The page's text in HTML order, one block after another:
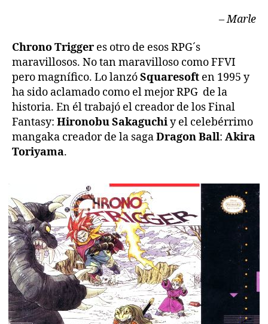
– Marle
Chrono Trigger es otro de esos RPG´s
maravillosos. No tan maravilloso como FFVI
pero magnífico. Lo lanzóSquaresoft en 1995 y
ha sido aclamado como el mejor RPG de la
historia. En él trabajó el creador de los Final
Fantasy: Hironobu Sakaguchiy el celebérrimo
mangaka creador de la sagaDragon Ball: Akira
Toriyama.